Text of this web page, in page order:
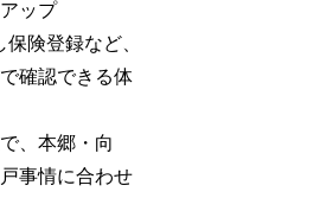
ップ
険登録など、
確認できる体
、本郷・向
事情に合わせ